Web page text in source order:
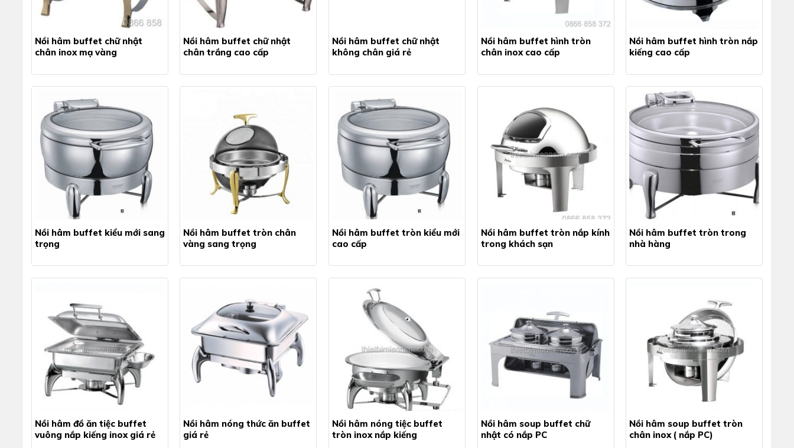
Nồi hâm buffet chữ nhật
chân inox mạ vàng
Nồi hâm buffet chữ nhật
chân trắng cao cấp
Nồi hâm buffet chữ nhật
không chân giá rẻ
Nồi hâm buffet hình tròn
chân inox cao cấp
Nồi hâm buffet hình tròn nắp
kiếng cao cấp
Nồi hâm buffet kiểu mới sang
trọng
Nồi hâm buffet tròn chân
vàng sang trọng
Nồi hâm buffet tròn kiểu mới
cao cấp
Nồi hâm buffet tròn nắp kính
trong khách sạn
Nồi hâm buffet tròn trong
nhà hàng
Nồi hâm đồ ăn tiệc buffet
vuông nắp kiếng inox giá rẻ
Nồi hâm nóng thức ăn buffet
giá rẻ
Nồi hâm nóng tiệc buffet
tròn inox nắp kiếng
Nồi hâm soup buffet chữ
nhật có nắp PC
Nồi hâm soup buffet tròn
chân inox ( nắp PC)